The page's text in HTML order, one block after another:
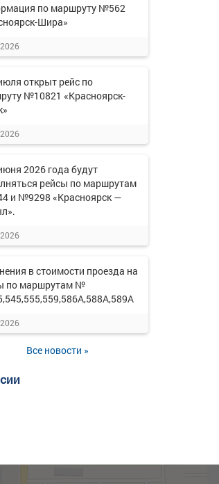
по маршруту №562
Шира»
открыт рейс по
№10821 «Красноярск-
2026 года будут
рейсы по маршрутам
и №9298 «Красноярск —
в стоимости проезда на
по маршрутам №
Все новости »